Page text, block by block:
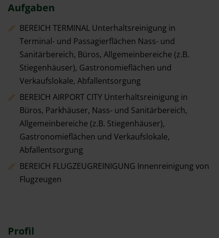
Aufgaben
BEREICH TERMINAL Unterhaltsreinigung in
Terminal- und Passagierflächen Nass- und
Sanitärbereich, Büros, Allgemeinbereiche (z.B.
Stiegenhäuser), Gastronomieflächen und
Verkaufslokale, Abfallentsorgung
BEREICH AIRPORT CITY Unterhaltsreinigung in
Büros, Parkhäuser, Nass- und Sanitärbereich,
Allgemeinbereiche (z.B. Stiegenhäuser),
Gastronomieflächen und Verkaufslokale,
Abfallentsorgung
BEREICH FLUGZEUGREINIGUNG Innenreinigung von
Flugzeugen
Profil